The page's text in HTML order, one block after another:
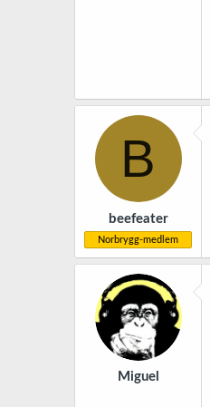
B
beefeater
Norbrygg-medlem
Miguel